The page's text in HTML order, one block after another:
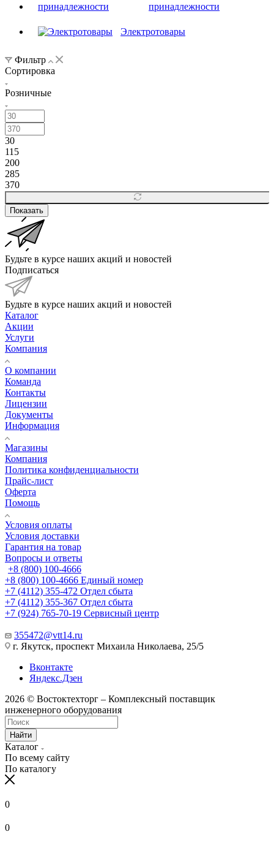
принадлежности
Электротовары
Фильтр
Сортировка
Розничные
30
115
200
285
370
Показать
Будьте в курсе наших акций и новостей
Подписаться
Будьте в курсе наших акций и новостей
Каталог
Акции
Услуги
Компания
О компании
Команда
Контакты
Лицензии
Документы
Информация
Магазины
Компания
Политика конфиденциальности
Прайс-лист
Оферта
Помощь
Условия оплаты
Условия доставки
Гарантия на товар
Вопросы и ответы
+8 (800) 100-4666
+8 (800) 100-4666 Единый номер
+7 (4112) 355-472 Отдел сбыта
+7 (4112) 355-367 Отдел сбыта
+7 (924) 765-70-19 Сервисный центр
355472@vtt14.ru
г. Якутск, проспект Михаила Николаева, 25/5
Вконтакте
Яндекс.Дзен
2026 © Востоктехторг – Комплексный поставщик
инженерного оборудования
Найти
Каталог
По всему сайту
По каталогу
0
0